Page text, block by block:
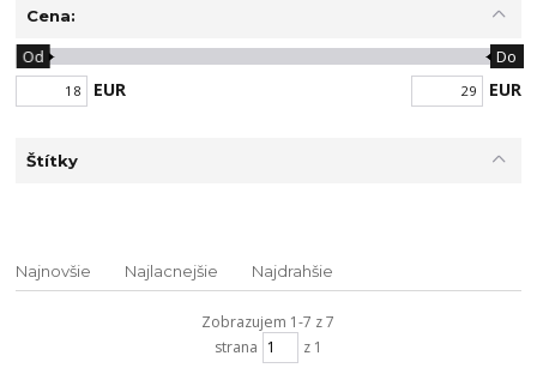
Cena:
EUR
Od Do
EUR
Štítky
Najnovšie Najlacnejšie Najdrahšie
Zobrazujem 1-7 z 7
strana
z 1